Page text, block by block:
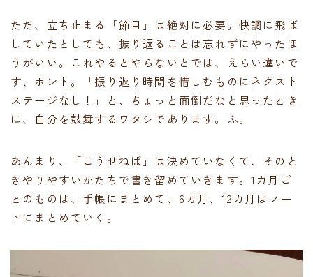
ただ、立ち止まる「節目」は絶対に必要。快調に飛ば
していたとしても、振り返ることは忘れずにやったほ
うがいい。これやるとやらないとでは、えらい違いで
す、ホント。「振り返り時間を惜しむものにネクスト
ステージなし！」と、ちょっと面倒だなと思ったとき
に、自分を鼓舞するワタシであります。ふ。
あんまり、「こうせねば」は決めていなくて、そのと
きやりやすいかたちで書き留めていきます。1カ月ご
とのものは、手帳にまとめて、6カ月、12カ月はノー
トにまとめていく。